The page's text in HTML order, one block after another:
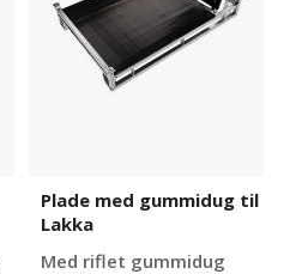
gummidug
Plade med gummidug til
Lakka
Med riflet gummidug